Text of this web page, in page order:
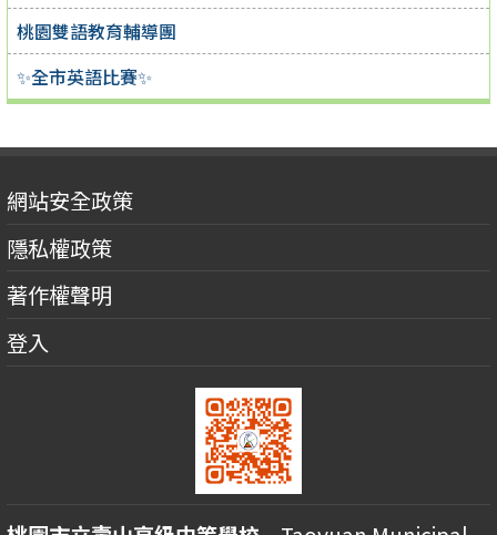
桃園雙語教育輔導團
✨全市英語比賽✨
網站安全政策
隱私權政策
著作權聲明
登入